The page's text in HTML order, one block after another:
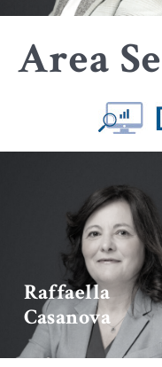
Area
Raffaella
Casanova